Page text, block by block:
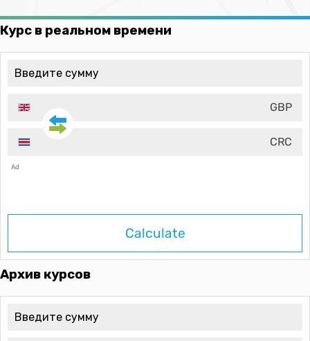
Курс в реальном времени
GBP
CRC
Ad
Calculate
Архив курсов